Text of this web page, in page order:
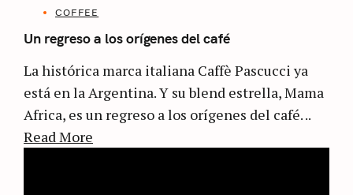
COFFEE
Un regreso a los orígenes del café
La histórica marca italiana Caffè Pascucci ya
está en la Argentina. Y su blend estrella, Mama
Africa, es un regreso a los orígenes del café. ..
Read More